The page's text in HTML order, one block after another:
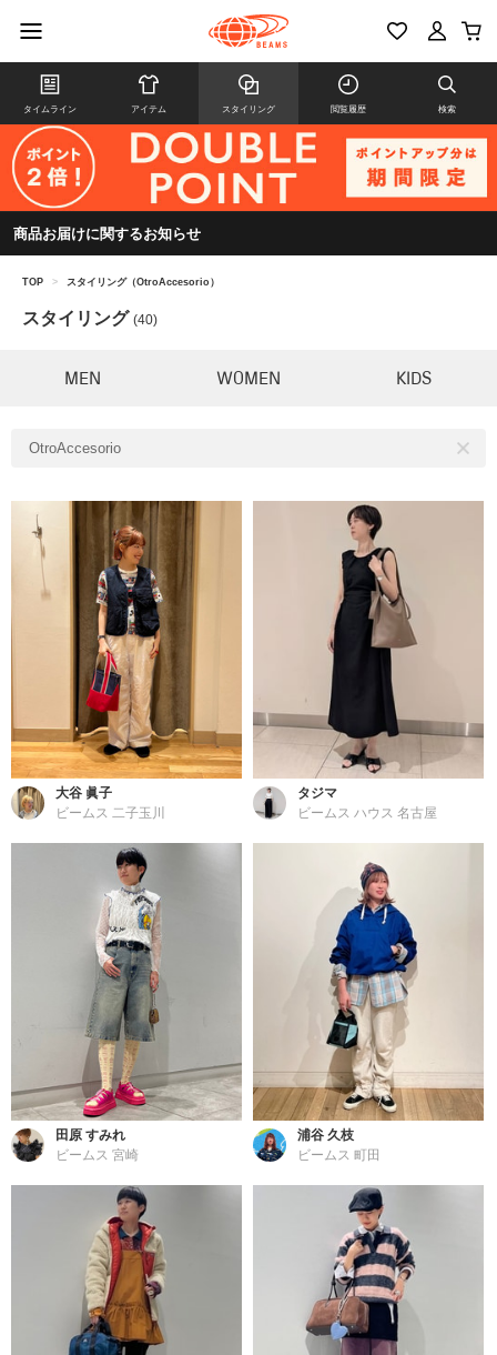
タイムライン アイテム スタイリング 閲覧履歴 検索
商品お届けに関するお知らせ
TOP > スタイリング（OtroAccesorio）
スタイリング (40)
MEN WOMEN KIDS
OtroAccesorio
大谷 眞子
ビームス 二子玉川
タジマ
ビームス ハウス 名古屋
田原 すみれ
ビームス 宮崎
浦谷 久枝
ビームス 町田